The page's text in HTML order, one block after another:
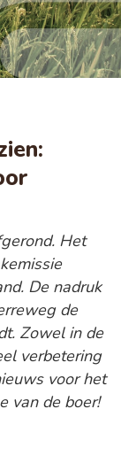
Het
De nadruk
de
Zowel in de
verbetering
voor het
van de boer!